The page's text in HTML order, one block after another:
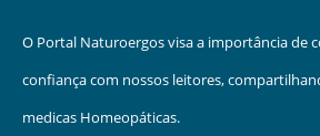
O Portal Naturoergos visa a importância de
confiança com nossos leitores,
medicas Homeopáticas.